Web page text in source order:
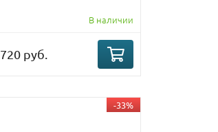
В наличии
720 руб.
-33%